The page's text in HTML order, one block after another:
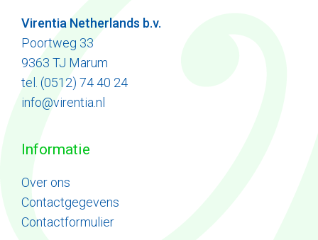
Virentia Netherlands b.v.
Poortweg 33
9363 TJ Marum
tel. (0512) 74 40 24
info@virentia.nl
Informatie
Over ons
Contactgegevens
Contactformulier